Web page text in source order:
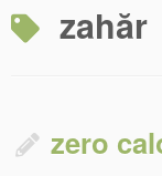
zahăr
zero